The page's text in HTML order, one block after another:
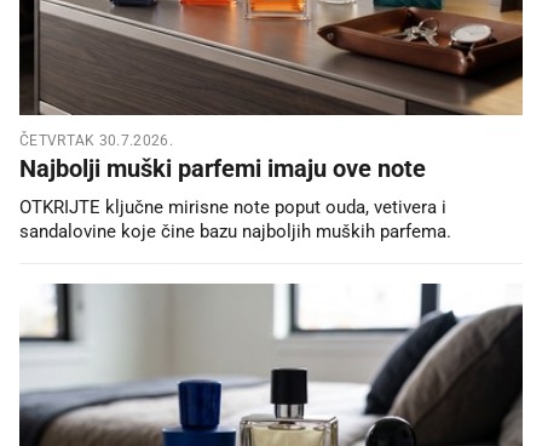
ČETVRTAK 30.7.2026.
Najbolji muški parfemi imaju ove note
OTKRIJTE ključne mirisne note poput ouda, vetivera i
sandalovine koje čine bazu najboljih muških parfema.